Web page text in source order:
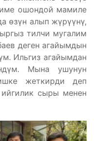
ошондой мамиле
өзүн алып жүрүүнү,
тилчи мугалим
деген агайымдын
Ильгиз агайымдан
Мына ушунун
жеткирди деп
сыры менен